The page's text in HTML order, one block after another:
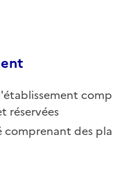
comp
réservées
comprenant des pla